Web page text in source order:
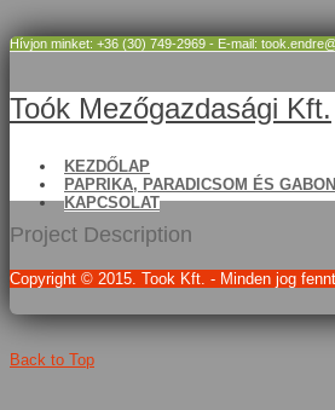
Hívjon minket: +36 (30) 749-2969 - E-mail:
Toók Mezőgazdasági Kft.
KEZDŐLAP
PAPRIKA, PARADICSOM ÉS
KAPCSOLAT
Project Description
Copyright © 2015. Took Kft. - Minden jog
Back to Top